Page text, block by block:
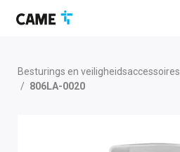
naar
naar
naar
Besturings en veiligheidsaccessoires
/ 806LA-0020